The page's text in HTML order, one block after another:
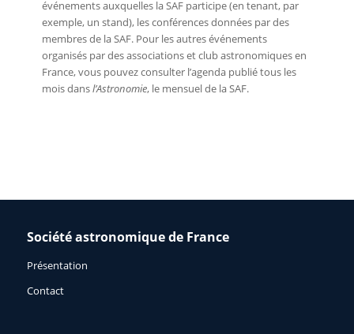
événements auxquelles la SAF participe (en tenant, par
exemple, un stand), les conférences données par des
membres de la SAF. Pour les autres événements
organisés par des associations et club astronomiques en
France, vous pouvez consulter l’agenda publié tous les
mois dansl’Astronomie, le mensuel de la SAF.
Société astronomique de France
Présentation
Contact